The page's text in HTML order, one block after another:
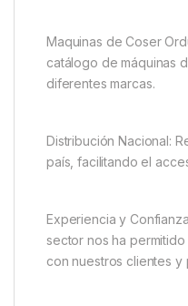
Maquinas de Coser
catálogo de máquinas
diferentes marcas.
Distribución Nacional:
país, facilitando el
Experiencia y
sector nos ha
con nuestros clientes